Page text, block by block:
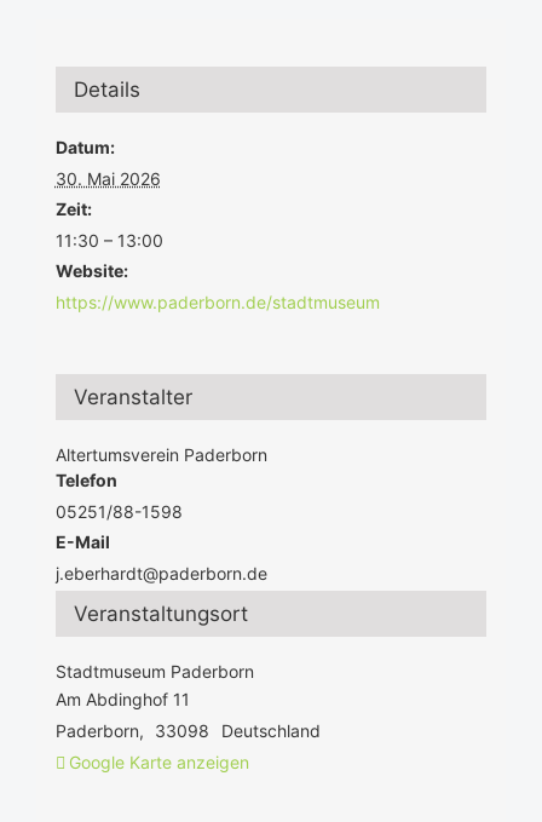
Details
Datum:
30. Mai 2026
Zeit:
11:30 – 13:00
Website:
https://www.paderborn.de/stadtmuseum
Veranstaltungsort
Stadtmuseum Paderborn
Am Abdinghof 11
Paderborn, 33098
Deutschland
Google Karte anzeigen
Veranstalter
Altertumsverein Paderborn
Telefon
05251/88-1598
E-Mail
j.eberhardt@paderborn.de